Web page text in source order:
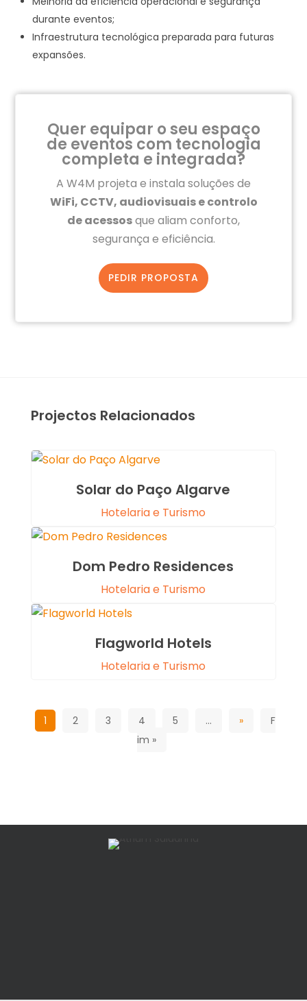
durante eventos;
Infraestrutura tecnológica preparada para futuras
expansões.
Quer equipar o seu espaço
de eventos com tecnologia
completa e integrada?
A W4M projeta e instala soluções de
WiFi, CCTV, audiovisuais e controlo
de acessosque aliam conforto,
segurança e eficiência.
PEDIR PROPOSTA
Projectos Relacionados
Solar do Paço Algarve
Hotelaria e Turismo
Dom Pedro Residences
Hotelaria e Turismo
Flagworld Hotels
Hotelaria e Turismo
1 2 3 4 5 ... »
F
im »